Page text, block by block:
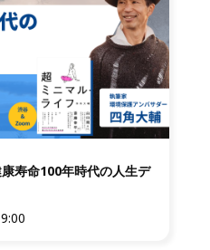
寿命100年時代の人生デ